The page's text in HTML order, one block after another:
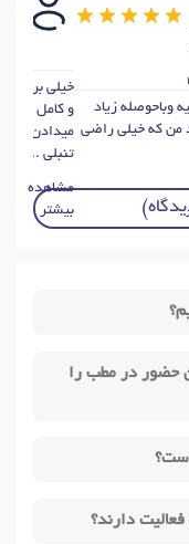
وباحوصله زیاد
من که خیلی راضی
خیلی
و کامل و
تنبلی ...
مشاهده
بیشتر
حضور در مطب را
دارند؟